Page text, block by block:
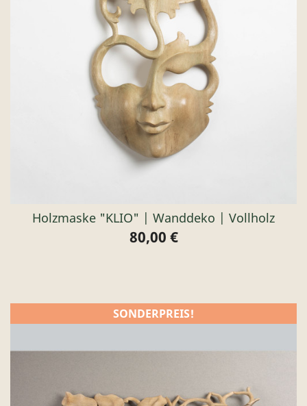
Holzmaske "KLIO" | Wanddeko | Vollholz
Preis
80,00 €
SONDERPREIS!